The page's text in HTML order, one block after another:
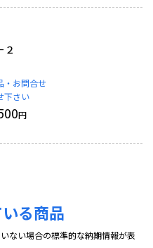
２
・お問合せ
下さい
円
る商品
ない場合の標準的な納期情報が表